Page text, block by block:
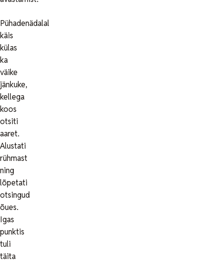
Pühadenädalal
käis
külas
ka
väike
jänkuke,
kellega
koos
otsiti
aaret.
Alustati
rühmast
ning
lõpetati
otsingud
õues.
Igas
punktis
tuli
täita